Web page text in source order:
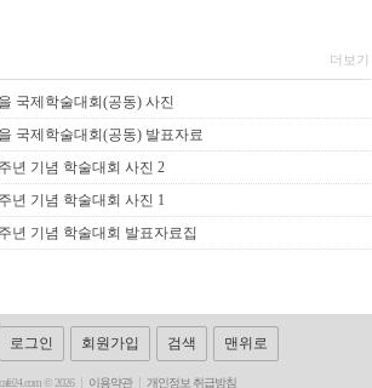
국제학술대회(공동) 사진
국제학술대회(공동) 발표자료
년 기념 학술대회 사진 2
년 기념 학술대회 사진 1
년 기념 학술대회 발표자료집
더보기
로그인 회원가입 검색 맨위로
© 2026 이용약관 개인정보 취급방침